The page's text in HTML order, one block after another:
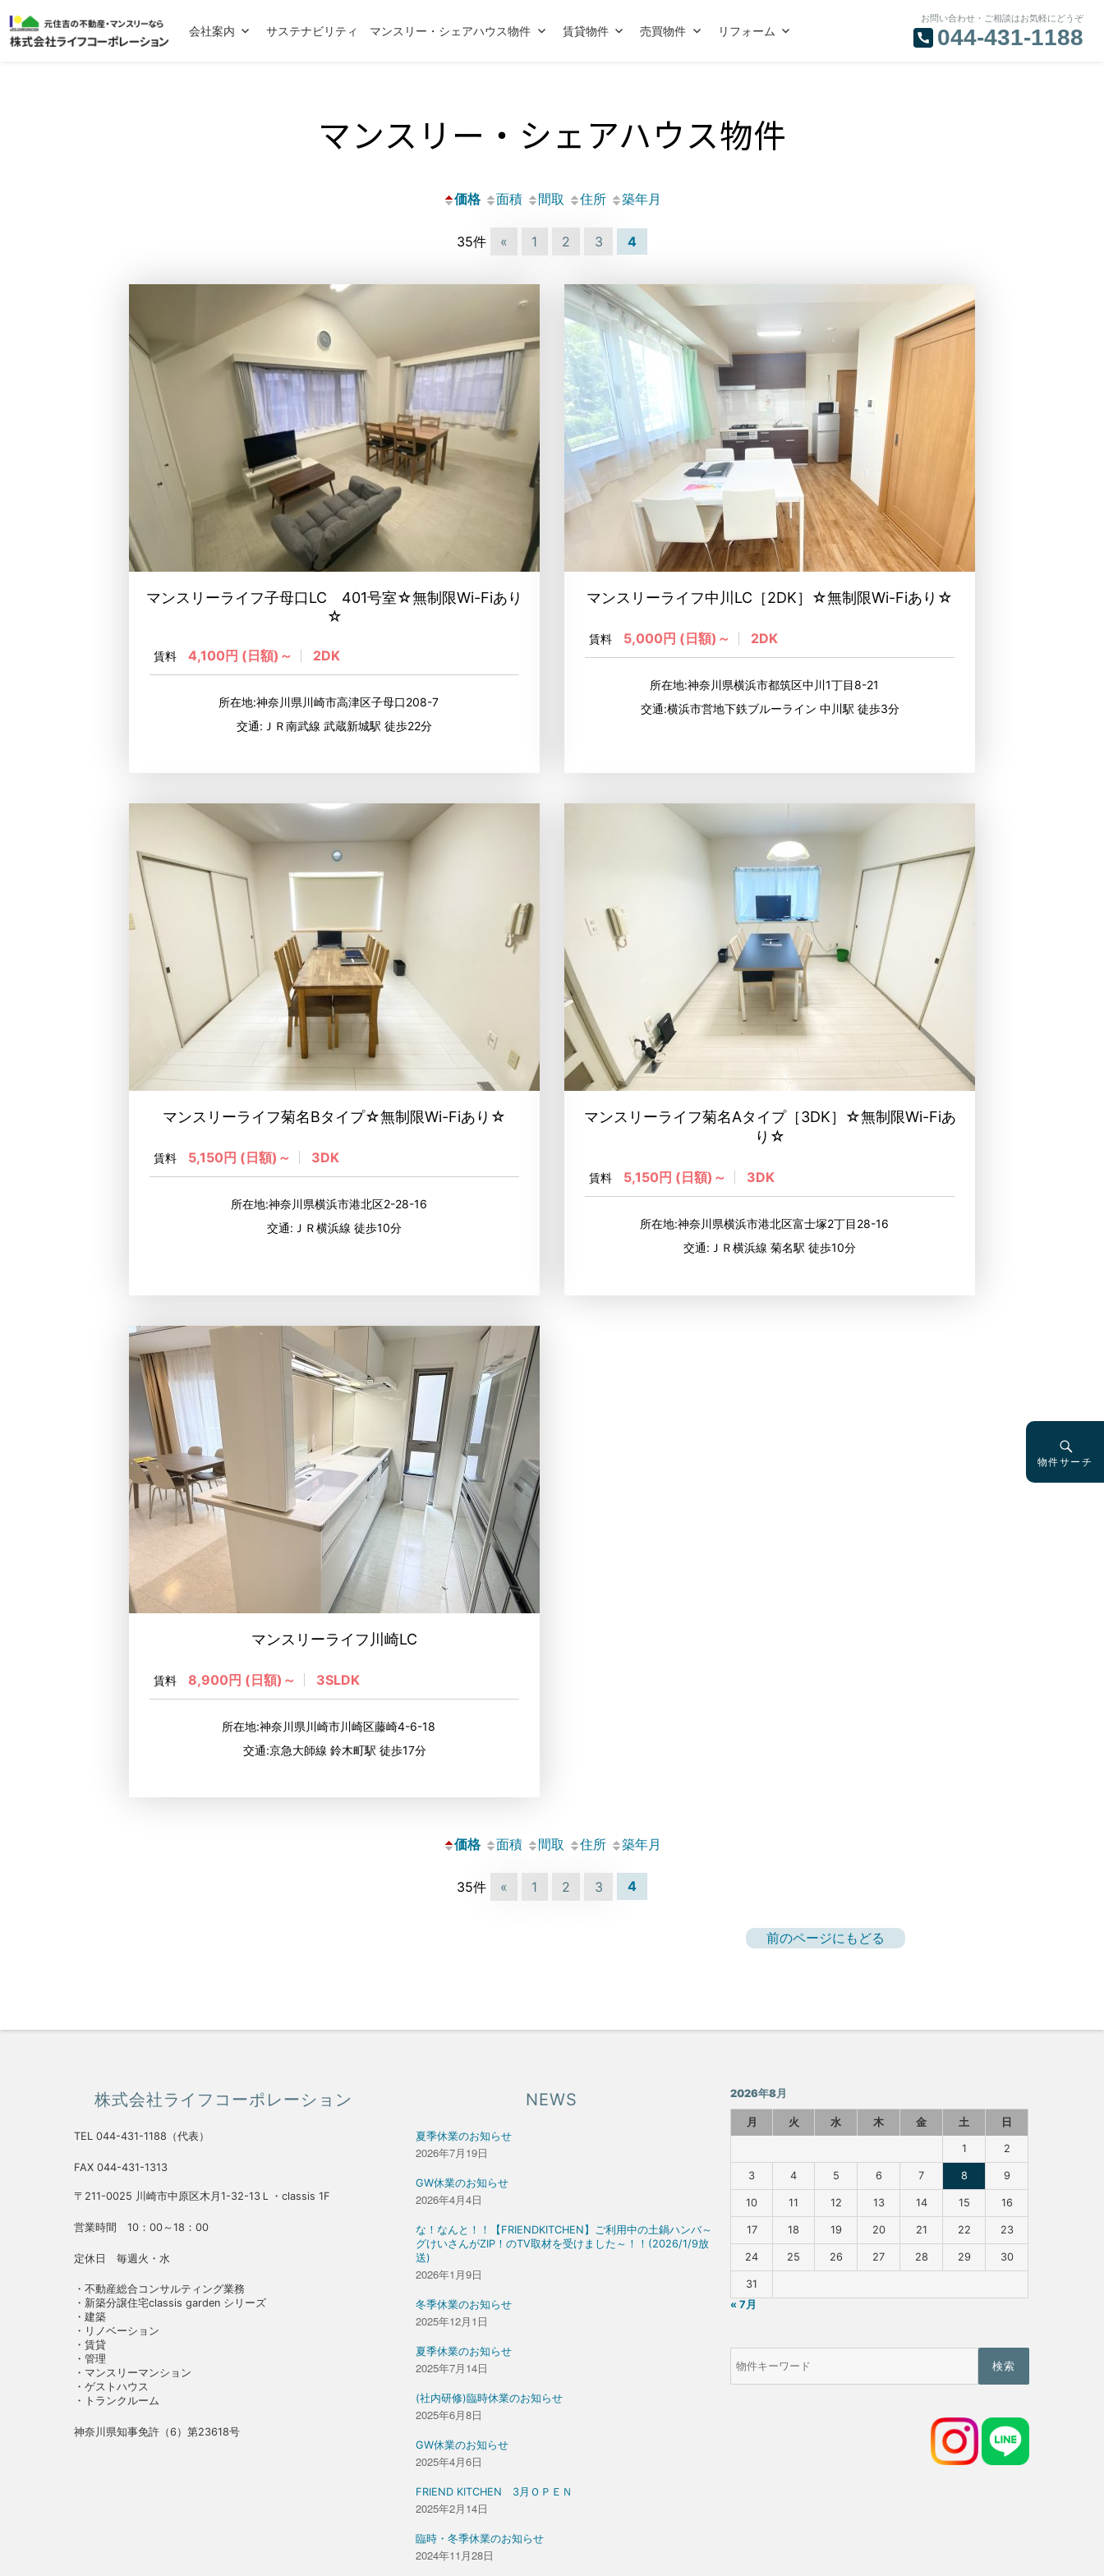
会社案内 サステナビリティ マンスリー・シェアハウス物件 賃貸物件 売買物件 リフォーム
お問い合わせ・ご相談はお気軽にどうぞ
044-431-1188
マンスリー・シェアハウス物件
価格 面積 間取 住所 築年月
35件 « 1 2 3 4
マンスリーライフ子母口LC 401号室☆無制限Wi-Fiあり
☆
賃料 4,100円 (日額)～ 2DK
所在地:神奈川県川崎市高津区子母口208-7
交通:ＪＲ南武線 武蔵新城駅 徒歩22分
マンスリーライフ中川LC［2DK］☆無制限Wi-Fiあり☆
賃料 5,000円 (日額)～ 2DK
所在地:神奈川県横浜市都筑区中川1丁目8-21
交通:横浜市営地下鉄ブルーライン 中川駅 徒歩3分
マンスリーライフ菊名Bタイプ☆無制限Wi-Fiあり☆
賃料 5,150円 (日額)～ 3DK
所在地:神奈川県横浜市港北区2-28-16
交通:ＪＲ横浜線 徒歩10分
マンスリーライフ菊名Aタイプ［3DK］☆無制限Wi-Fiあ
り☆
賃料 5,150円 (日額)～ 3DK
所在地:神奈川県横浜市港北区富士塚2丁目28-16
交通:ＪＲ横浜線 菊名駅 徒歩10分
マンスリーライフ川崎LC
賃料 8,900円 (日額)～ 3SLDK
所在地:神奈川県川崎市川崎区藤崎4-6-18
交通:京急大師線 鈴木町駅 徒歩17分
価格 面積 間取 住所 築年月
35件 « 1 2 3 4
前のページにもどる
物件サーチ
株式会社ライフコーポレーション
TEL 044-431-1188（代表）
FAX 044-431-1313
〒211-0025 川崎市中原区木月1-32-13Ｌ・classis 1F
営業時間 10：00～18：00
定休日 毎週火・水
・不動産総合コンサルティング業務
・新築分譲住宅classis garden シリーズ
・建築
・リノベーション
・賃貸
・管理
・マンスリーマンション
・ゲストハウス
・トランクルーム
神奈川県知事免許（6）第23618号
NEWS
夏季休業のお知らせ
2026年7月19日
GW休業のお知らせ
2026年4月4日
な！なんと！！【FRIENDKITCHEN】ご利用中の土鍋ハンバ～
グけいさんがZIP！のTV取材を受けました～！！(2026/1/9放
送)
2026年1月9日
冬季休業のお知らせ
2025年12月1日
夏季休業のお知らせ
2025年7月14日
(社内研修)臨時休業のお知らせ
2025年6月8日
GW休業のお知らせ
2025年4月6日
FRIEND KITCHEN 3月ＯＰＥＮ
2025年2月14日
臨時・冬季休業のお知らせ
2024年11月28日
2026年8月
月 火 水 木 金 土 日
1 2
3 4 5 6 7 8 9
10 11 12 13 14 15 16
17 18 19 20 21 22 23
24 25 26 27 28 29 30
31
« 7月
物
件